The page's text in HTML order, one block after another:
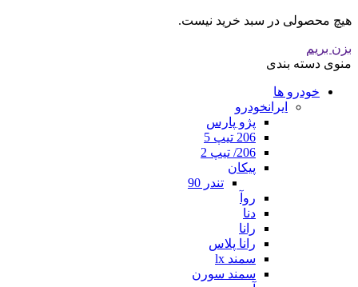
هیچ محصولی در سبد خرید نیست.
بزن بریم
منوی دسته بندی
خودرو ها
ایرانخودرو
پژو پارس
206 تیپ 5
206/ تیپ 2
پیکان
تندر 90
روآ
دنا
رانا
رانا پلاس
سمند lx
سمند سورن